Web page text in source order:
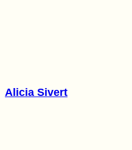
Alicia Sivert